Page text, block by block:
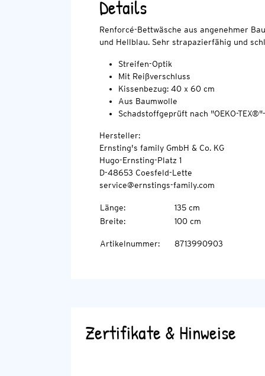
Details
Renforcé-Bettwäsche aus angenehmer
und Hellblau. Sehr strapazierfähig und
Streifen-Optik
Mit Reißverschluss
Kissenbezug: 40 x 60 cm
Aus Baumwolle
Schadstoffgeprüft nach "OEKO-
Hersteller:
Ernsting's family GmbH & Co. KG
Hugo-Ernsting-Platz 1
D-48653 Coesfeld-Lette
service@ernstings-family.com
Länge:
135 cm
Breite: 100 cm
Artikelnummer: 8713990903
Zertifikate & Hinweise